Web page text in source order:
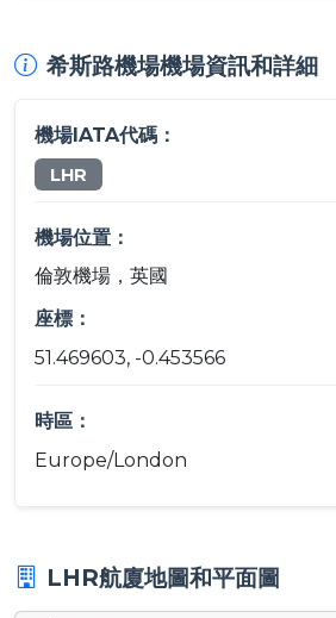
希斯路機場機場資訊和詳細
機場IATA代碼：
LHR
機場位置：
倫敦機場，英國
座標：
51.469603, -0.453566
時區：
Europe/London
LHR航廈地圖和平面圖